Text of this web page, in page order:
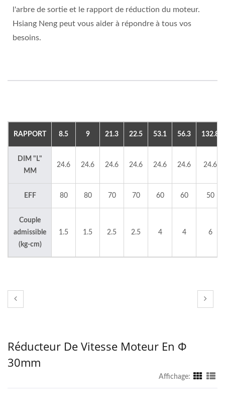
l'arbre de sortie et le rapport de réduction du moteur.
Hsiang Neng peut vous aider à répondre à tous vos
besoins.
RAPPORT 8.5 9 21.3 22.5 53.1 56.3 132.8
DIM "L"
MM
24.6 24.6 24.6 24.6 24.6 24.6 24.6
EFF 80 80 70 70 60 60 50
Couple
admissible
(kg-cm)
1.5 1.5 2.5 2.5 4 4 6
Réducteur De Vitesse Moteur En Φ
30mm
Affichage: